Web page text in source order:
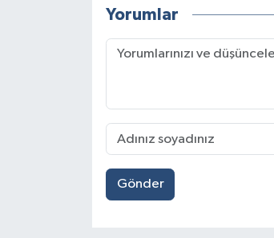
Yorumlar
Gönder